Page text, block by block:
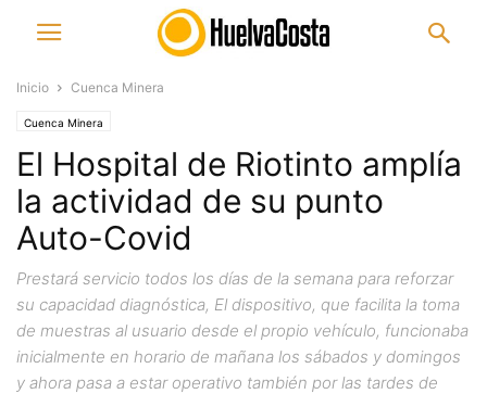
Inicio Cuenca Minera
Cuenca Minera
El Hospital de Riotinto amplía
la actividad de su punto
Auto-Covid
Prestará servicio todos los días de la semana para reforzar
su capacidad diagnóstica, El dispositivo, que facilita la toma
de muestras al usuario desde el propio vehículo, funcionaba
inicialmente en horario de mañana los sábados y domingos
y ahora pasa a estar operativo también por las tardes de